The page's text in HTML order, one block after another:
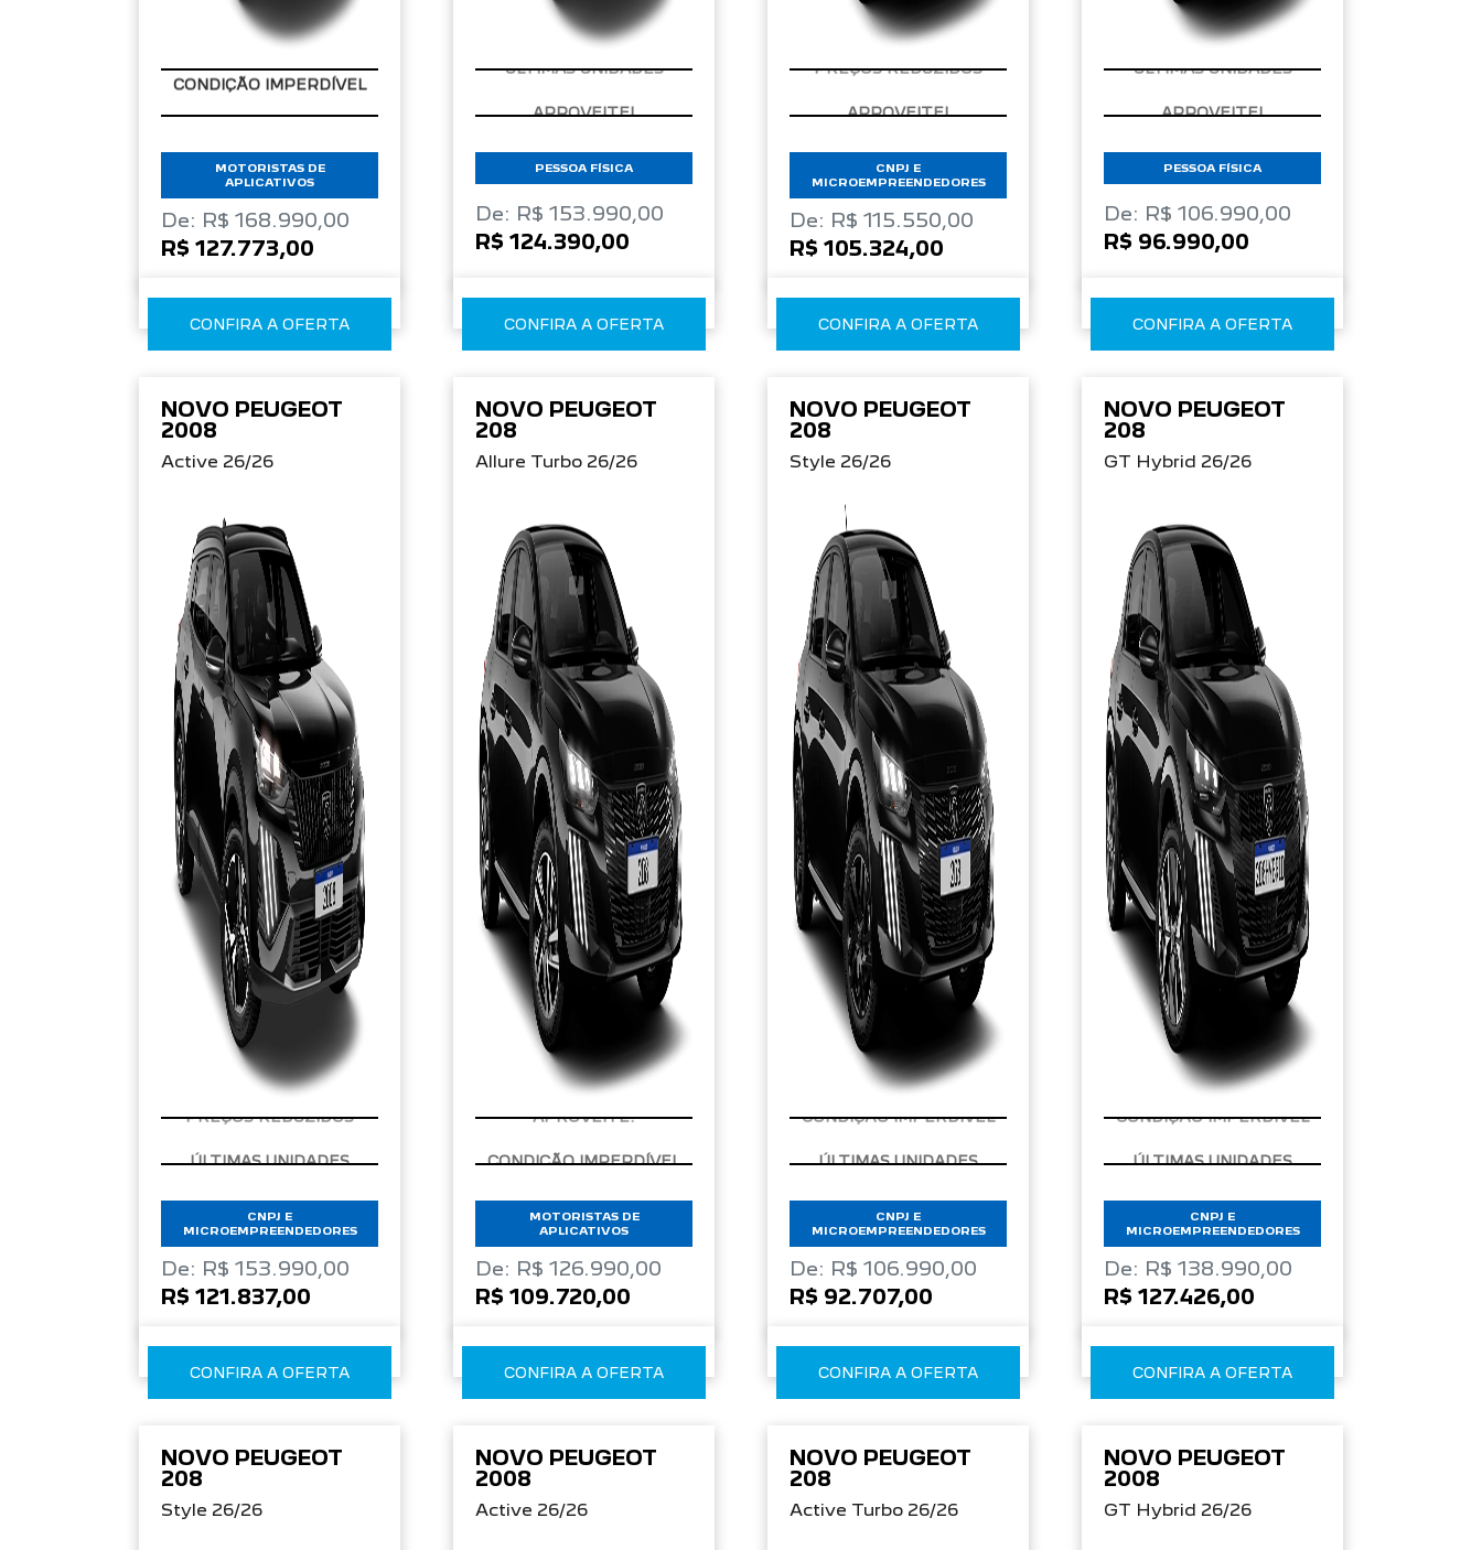
CONDIÇÃO IMPERDÍVEL
MOTORISTAS DE
APLICATIVOS
De: R$ 168.990,00
R$ 127.773,00
CONFIRA A OFERTA
PESSOA FÍSICA
De: R$ 153.990,00
R$ 124.390,00
CONFIRA A OFERTA
CNPJ E
MICROEMPREENDEDORES
De: R$ 115.550,00
R$ 105.324,00
CONFIRA A OFERTA
PESSOA FÍSICA
De: R$ 106.990,00
R$ 96.990,00
CONFIRA A OFERTA
NOVO PEUGEOT
2008
Active 26/26
CNPJ E
MICROEMPREENDEDORES
De: R$ 153.990,00
R$ 121.837,00
CONFIRA A OFERTA
NOVO PEUGEOT
208
Allure Turbo 26/26
MOTORISTAS DE
APLICATIVOS
De: R$ 126.990,00
R$ 109.720,00
CONFIRA A OFERTA
NOVO PEUGEOT
208
Style 26/26
CNPJ E
MICROEMPREENDEDORES
De: R$ 106.990,00
R$ 92.707,00
CONFIRA A OFERTA
NOVO PEUGEOT
208
GT Hybrid 26/26
CNPJ E
MICROEMPREENDEDORES
De: R$ 138.990,00
R$ 127.426,00
CONFIRA A OFERTA
NOVO PEUGEOT
208
Style 26/26
NOVO PEUGEOT
2008
Active 26/26
NOVO PEUGEOT
208
Active Turbo 26/26
NOVO PEUGEOT
2008
GT Hybrid 26/26